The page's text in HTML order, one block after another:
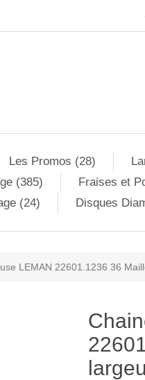
Les Promos (28)
(385) Fraises et
(24) Disques
LEMAN 22601.1236 36